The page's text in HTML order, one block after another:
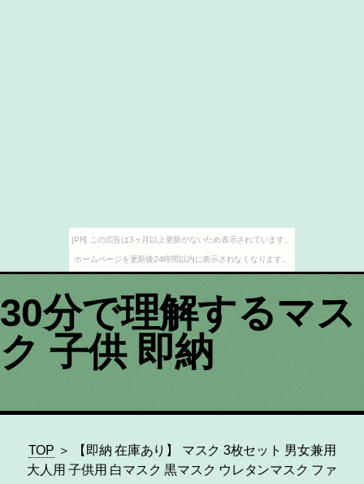
[PR] この広告は3ヶ月以上更新がないため表示されています。
ホームページを更新後24時間以内に表示されなくなります。
30分で理解するマス
ク 子供 即納
TOP ＞ 【即納 在庫あり】 マスク 3枚セット 男女兼用
大人用 子供用 白マスク 黒マスク ウレタンマスク ファ